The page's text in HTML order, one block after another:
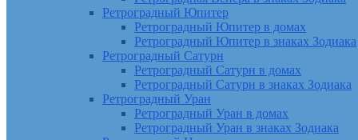
Ретроградный Юпитер
Ретроградный Юпитер в домах
Ретроградный Юпитер в знаках Зодиака
Ретроградный Сатурн
Ретроградный Сатурн в домах
Ретроградный Сатурн в знаках Зодиака
Ретроградный Уран
Ретроградный Уран в домах
Ретроградный Уран в знаках Зодиака